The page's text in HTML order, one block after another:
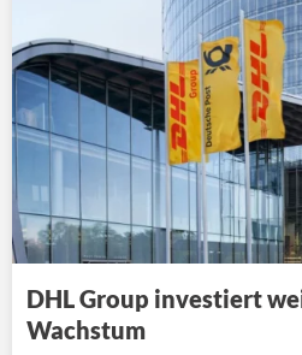
DHL Group investiert
Wachstum